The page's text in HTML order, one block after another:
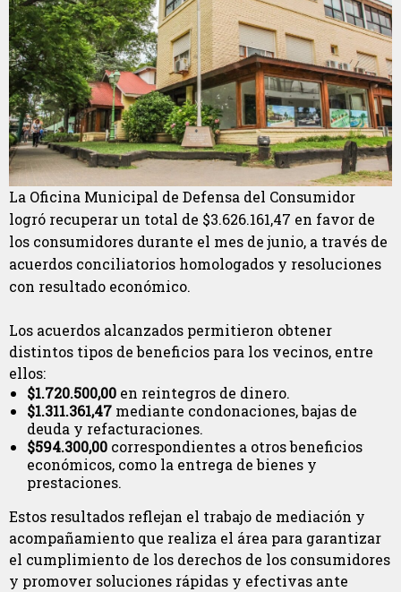
La Oficina Municipal de Defensa del Consumidor
logró recuperar un total de $3.626.161,47 en favor de
los consumidores durante el mes de junio, a través de
acuerdos conciliatorios homologados y resoluciones
con resultado económico.
Los acuerdos alcanzados permitieron obtener
distintos tipos de beneficios para los vecinos, entre
ellos:
$1.720.500,00 en reintegros de dinero.
$1.311.361,47 mediante condonaciones, bajas de
deuda y refacturaciones.
$594.300,00 correspondientes a otros beneficios
económicos, como la entrega de bienes y
prestaciones.
Estos resultados reflejan el trabajo de mediación y
acompañamiento que realiza el área para garantizar
el cumplimiento de los derechos de los consumidores
y promover soluciones rápidas y efectivas ante